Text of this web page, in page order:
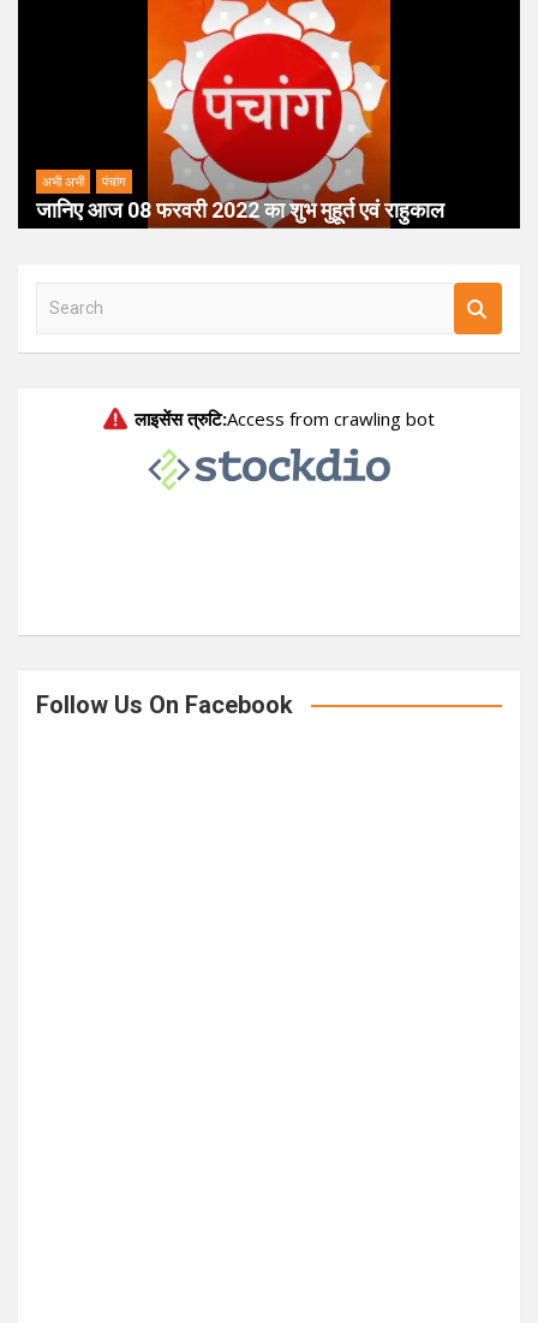
अभी अभी पंचांग
जानिए आज 08 फरवरी 2022 का शुभ मुहूर्त एवं राहुकाल
a
Follow Us On Facebook